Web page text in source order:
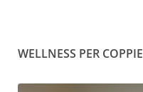
WELLNESS PER COPPIE